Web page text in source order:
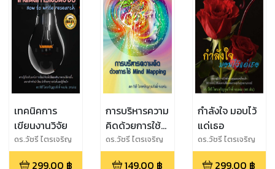
เทคนิคการ
เขียนงานวิจัย
ดร.วัชรี ไตรเจริญ
กุลภักดิ์ จงแจ่ม
(ดร.ฝน)299.00 ฿
การบริหารความ
คิดด้วยการใช้
Mind Mapping
ดร.วัชรี ไตรเจริญ
กุลภักดิ์ จงแจ่ม
(ดร.ฝน)149.00 ฿
กำลังใจ มอบไว้
แด่เธอ
ดร.วัชรี ไตรเจริญ
กุลภักดิ์ จงแจ่ม
(ดร.ฝน)299.00 ฿